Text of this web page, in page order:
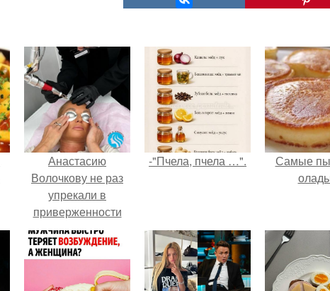
Анастасию
Волочкову не раз
упрекали в
приверженности
устаревшим бьюти -
процедурам.
-"Пчела, пчела …".
Самые